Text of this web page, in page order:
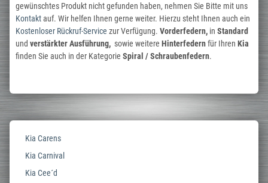
gewünschtes Produkt nicht gefunden haben, nehmen Sie Bitte mit uns
Kontaktauf. Wir helfen Ihnen gerne weiter. Hierzu steht Ihnen auch ein
Kostenloser Rückruf-Service zur Verfügung. Vorderfedern, in Standard
und verstärkterAusführung, sowie weitere Hinterfedernfür Ihren Kia
finden Sie auch in der Kategorie Spiral / Schraubenfedern.
Kia Carens
Kia Carnival
Kia Cee´d